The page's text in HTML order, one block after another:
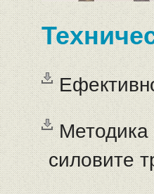
Методика
силовите